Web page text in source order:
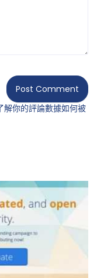
解你的評論數據如何被